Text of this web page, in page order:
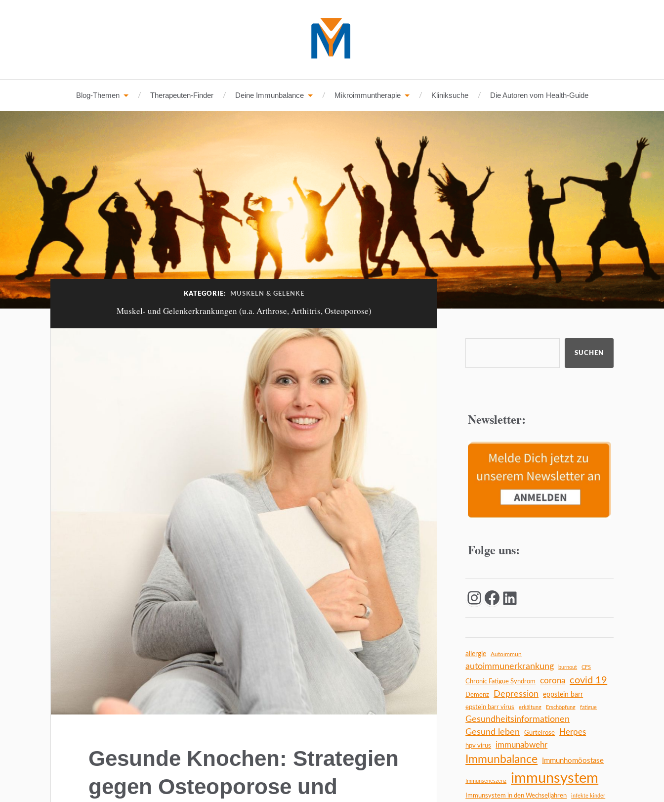
Blog-Themen Therapeuten-Finder Deine Immunbalance Mikroimmuntherapie Kliniksuche Die Autoren vom Health-Guide
KATEGORIE: MUSKELN & GELENKE
Muskel- und Gelenkerkrankungen (u.a. Arthrose, Arthitris, Osteoporose)
Gesunde Knochen: Strategien
gegen Osteoporose und
SUCHEN
Newsletter:
Folge uns:
allergie Autoimmun
autoimmunerkrankung burnout CFS
Chronic Fatigue Syndrom corona covid 19
Demenz Depression
eppstein barr
epstein barr virus
erkältung Erschöpfung fatigue
Gesundheitsinformationen
Gesund leben Gürtelrose Herpes
hpv virus immunabwehr
Immunbalance Immunhomöostase
Immunseneszenz immunsystem
Immunsystem in den Wechseljahren infekte kinder